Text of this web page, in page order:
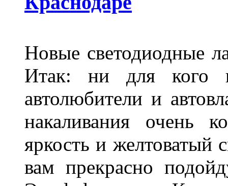
Новые светодиодные
Итак: ни для кого
автолюбители и
накаливания очень
яркость и желтоватый
вам прекрасно